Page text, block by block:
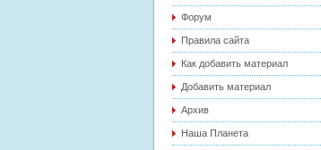
Форум
Правила сайта
Как добавить материал
Добавить материал
Архив
Наша Планета